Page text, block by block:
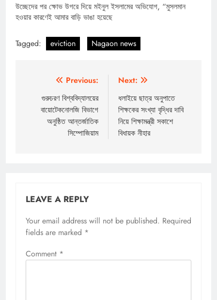
উচ্ছেদের পর ক্ষোভ উগরে দিয়ে মইনুল ইসলামের অভিযোগ, “মুসলমান
হওয়ার কারণেই আমার বাড়ি ভাঙা হয়েছে
Tagged: eviction Nagaon news
navigation
Previous:
গুরুচরণ বিশ্ববিদ্যালয়ের
বায়োটেকনোলজি বিভাগে
অনুষ্ঠিত আন্তর্জাতিক
সিম্পোজিয়াম
Next:
ধলাইয়ে ছাত্র অনুপাতে
শিক্ষকের সংখ্যা বৃদ্ধির দাবি
নিয়ে শিক্ষামন্ত্রী সকাশে
বিধায়ক নীহার
LEAVE A REPLY
Your email address will not be published. Required
fields are marked *
Comment *